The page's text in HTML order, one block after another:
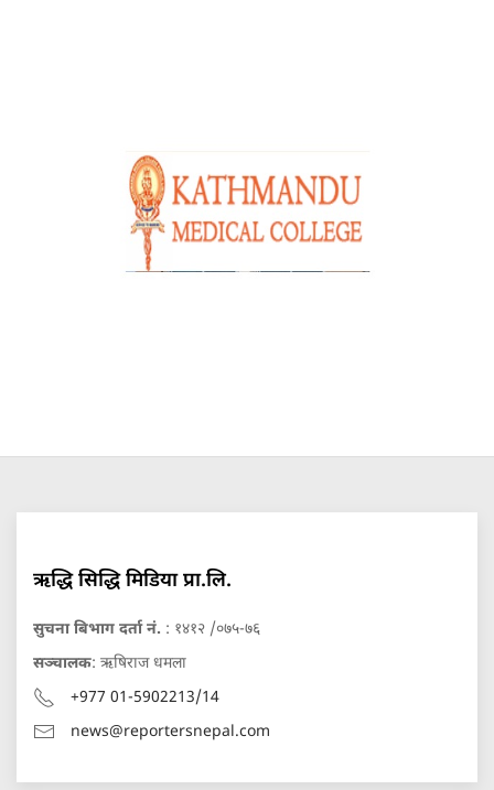
ऋद्धि सिद्धि मिडिया प्रा.लि.
सुचना बिभाग दर्ता नं. : १४१२ /०७५-७६
सञ्चालक: ऋषिराज धमला
+977 01-5902213/14
news@reportersnepal.com